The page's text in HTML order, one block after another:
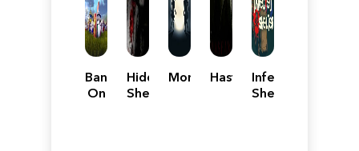
Bang-
On
Hidden
Shelter
MorkreddHasfax Infected
Shelter